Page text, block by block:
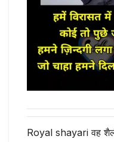
Royal shayari वह